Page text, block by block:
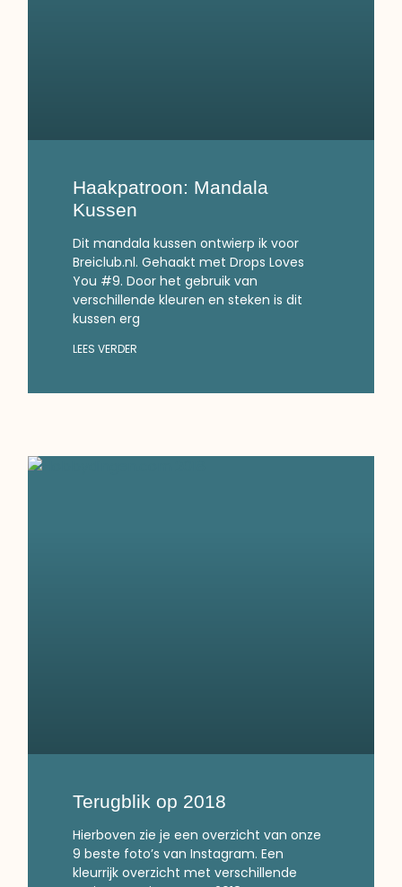
Haakpatroon: Mandala
Kussen
Dit mandala kussen ontwierp ik voor
Breiclub.nl. Gehaakt met Drops Loves
You #9. Door het gebruik van
verschillende kleuren en steken is dit
kussen erg
LEES VERDER
Terugblik op 2018
Hierboven zie je een overzicht van onze
9 beste foto’s van Instagram. Een
kleurrijk overzicht met verschillende